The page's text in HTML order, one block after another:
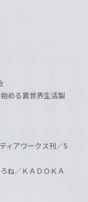
める異世界生活製
ィアワークス刊／S
ね／ＫＡＤＯＫＡ